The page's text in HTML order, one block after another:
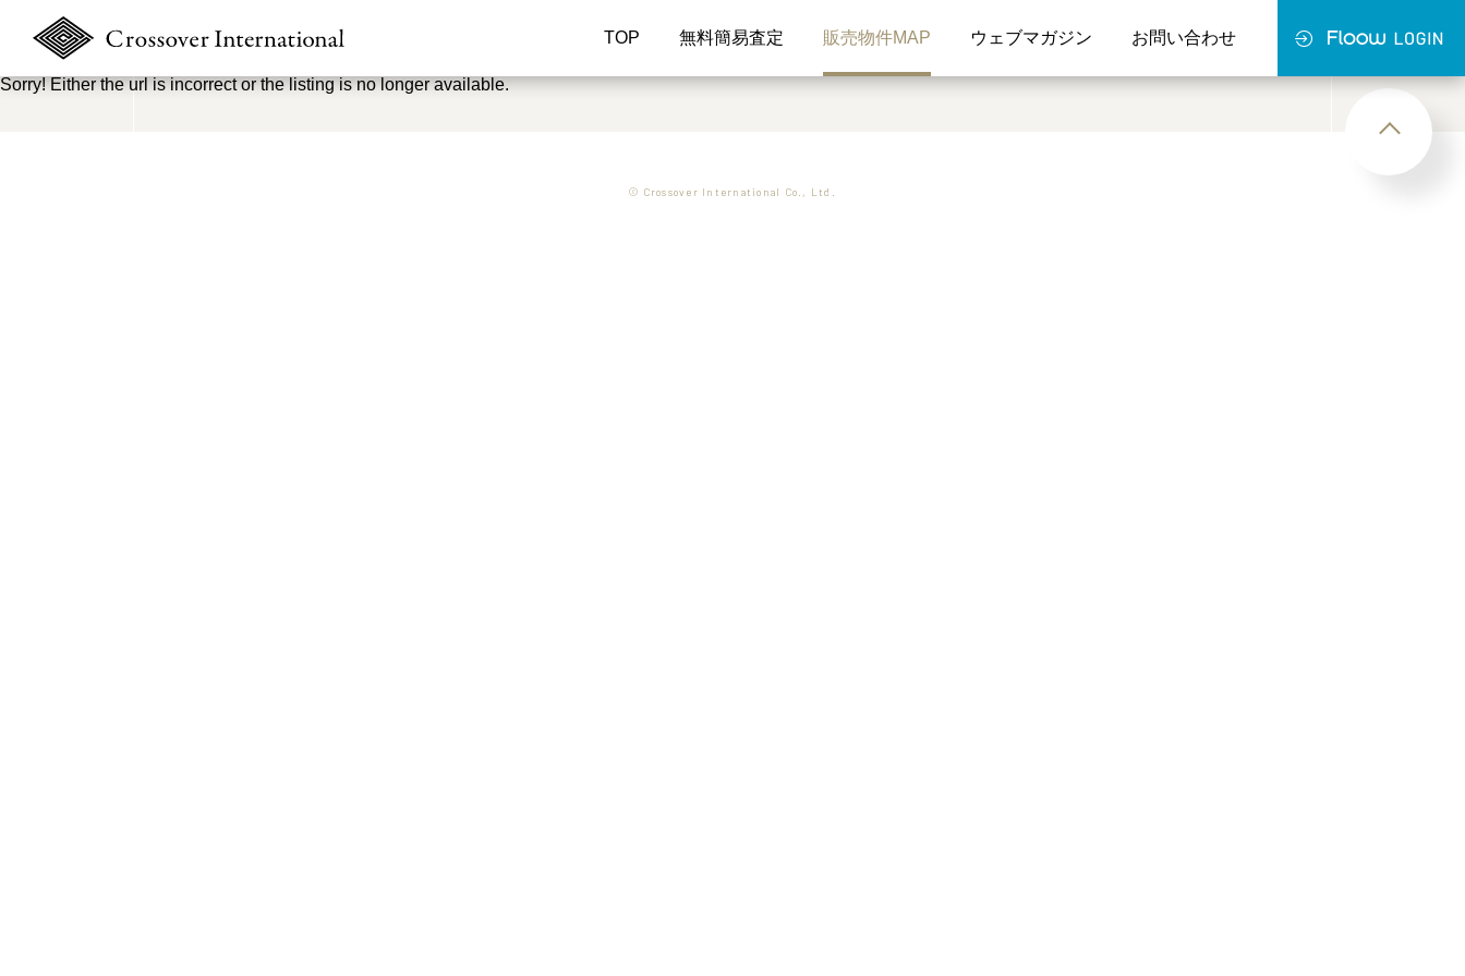
TOP 無料簡易査定 販売物件MAP ウェブマガジン お問い合わせ
Sorry! Either the url is incorrect or the listing is no longer available.
© Crossover International Co., Ltd.